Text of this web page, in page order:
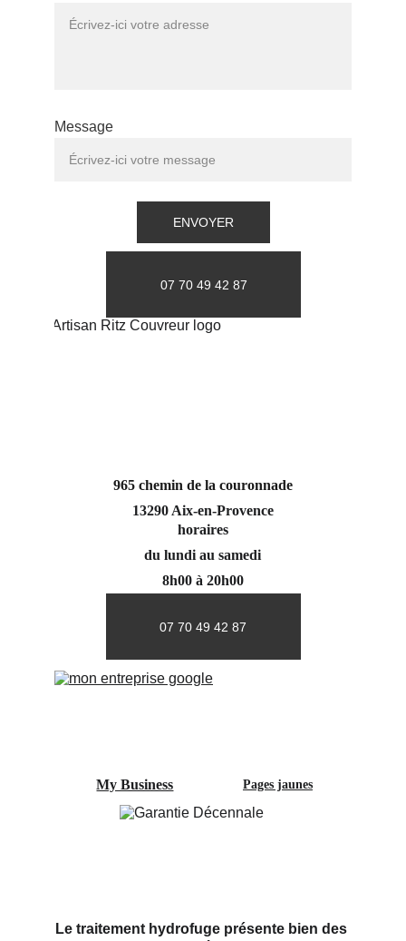
Message
ENVOYER
07 70 49 42 87
07 70 49 42 87
965 chemin de la couronnade
13290 Aix-en-Provence
horaires
du lundi au samedi
8h00 à 20h00
My Business Pages jaunes
Le traitement hydrofuge présente bien des